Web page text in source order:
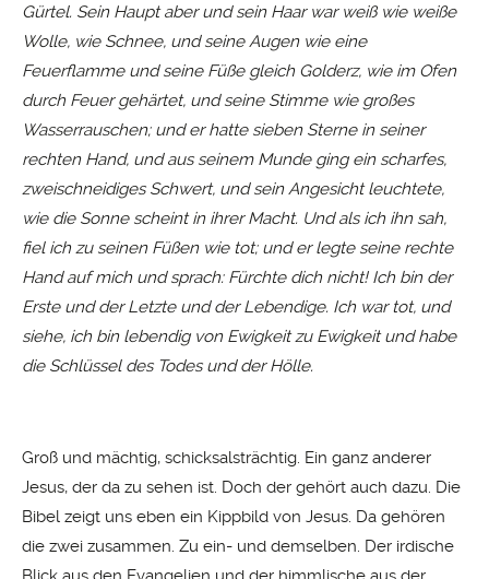
Gürtel. Sein Haupt aber und sein Haar war weiß wie weiße
Wolle, wie Schnee, und seine Augen wie eine
Feuerflamme und seine Füße gleich Golderz, wie im Ofen
durch Feuer gehärtet, und seine Stimme wie großes
Wasserrauschen; und er hatte sieben Sterne in seiner
rechten Hand, und aus seinem Munde ging ein scharfes,
zweischneidiges Schwert, und sein Angesicht leuchtete,
wie die Sonne scheint in ihrer Macht. Und als ich ihn sah,
fiel ich zu seinen Füßen wie tot; und er legte seine rechte
Hand auf mich und sprach: Fürchte dich nicht! Ich bin der
Erste und der Letzte und der Lebendige. Ich war tot, und
siehe, ich bin lebendig von Ewigkeit zu Ewigkeit und habe
die Schlüssel des Todes und der Hölle.
Groß und mächtig, schicksalsträchtig. Ein ganz anderer
Jesus, der da zu sehen ist. Doch der gehört auch dazu. Die
Bibel zeigt uns eben ein Kippbild von Jesus. Da gehören
die zwei zusammen. Zu ein- und demselben. Der irdische